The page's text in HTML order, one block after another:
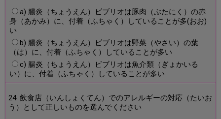
a) 腸炎（ちょうえん）ビブリオは豚肉（ぶたにく）の赤
身（あかみ）に、付着（ふちゃく）していることが多(おお)
い
b) 腸炎（ちょうえん）ビブリオは野菜（やさい）の葉
（は）に、付着（ふちゃく）していることが多い
c) 腸炎（ちょうえん）ビブリオは魚介類（ぎょかいる
い）に、付着（ふちゃく）していることが多い
24. 飲食店（いんしょくてん）でのアレルギーの対応（たいお
う）として正しいものを選んでください